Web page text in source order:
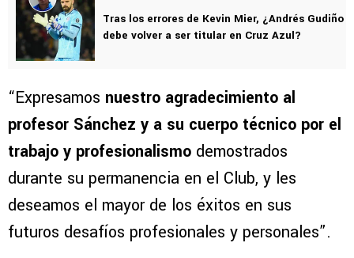
Tras los errores de Kevin Mier, ¿Andrés Gudiño
debe volver a ser titular en Cruz Azul?
“Expresamos nuestro agradecimiento al
profesor Sánchez y a su cuerpo técnico por el
trabajo y profesionalismo demostrados
durante su permanencia en el Club, y les
deseamos el mayor de los éxitos en sus
futuros desafíos profesionales y personales”.